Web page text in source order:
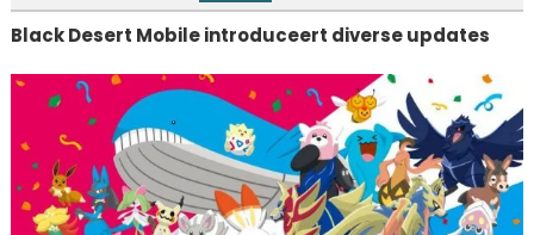
Black Desert Mobile introduceert diverse updates